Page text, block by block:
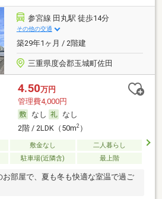
参宮線 田丸駅 徒歩14分
その他の交通
築29年1ヶ月 / 2階建
三重県度会郡玉城町佐田
4.50万円
管理費4,000円
なし
なし
2階 / 2LDK（50m2）
敷金なし
二人暮らし
駐車場(近隣含) 最上階
お部屋で、夏も冬も快適な室温で過ご